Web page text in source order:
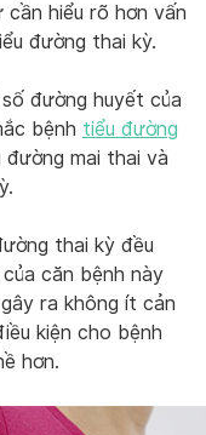
cần hiểu rõ hơn vấn
đường thai kỳ.
đường huyết của
bệnh tiểu đường
mai thai và
thai kỳ đều
căn bệnh này
ra không ít cản
kiện cho bệnh
hơn.